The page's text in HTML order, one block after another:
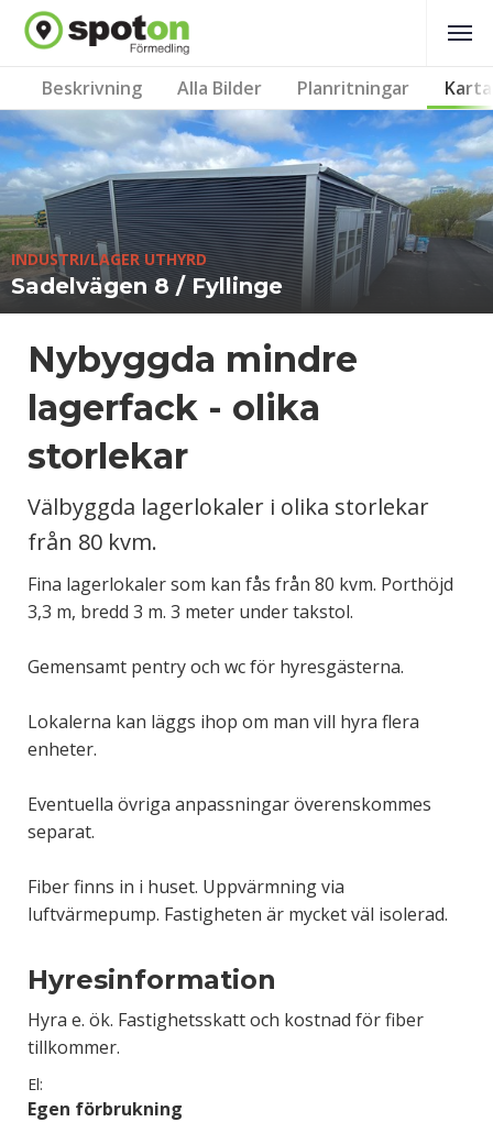
Beskrivning Alla Bilder Planritningar Karta
INDUSTRI/LAGER UTHYRD
Sadelvägen 8 / Fyllinge
Nybyggda mindre
lagerfack - olika
storlekar
Välbyggda lagerlokaler i olika storlekar
från 80 kvm.
Fina lagerlokaler som kan fås från 80 kvm. Porthöjd
3,3 m, bredd 3 m. 3 meter under takstol.
Gemensamt pentry och wc för hyresgästerna.
Lokalerna kan läggs ihop om man vill hyra flera
enheter.
Eventuella övriga anpassningar överenskommes
separat.
Fiber finns in i huset. Uppvärmning via
luftvärmepump. Fastigheten är mycket väl isolerad.
Hyresinformation
Hyra e. ök. Fastighetsskatt och kostnad för fiber
tillkommer.
El:
Egen förbrukning